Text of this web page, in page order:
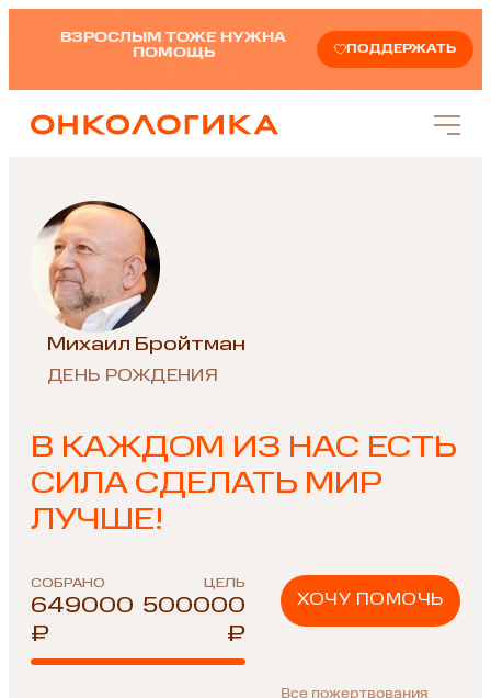
ВЗРОСЛЫМ ТОЖЕ НУЖНА
ПОМОЩЬ
ПОДДЕРЖАТЬ
Михаил Бройтман
ДЕНЬ РОЖДЕНИЯ
В КАЖДОМ ИЗ НАС ЕСТЬ
СИЛА СДЕЛАТЬ МИР
ЛУЧШЕ!
СОБРАНО ЦЕЛЬ
649000
₽
500000
₽
ХОЧУ ПОМОЧЬ
Все пожертвования